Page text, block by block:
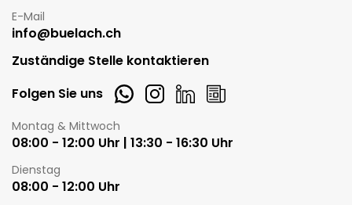
E-Mail
info@buelach.ch
Zuständige Stelle kontaktieren
Folgen Sie uns
WhatsappInstagram
LinkedInNewsletter
Öffnungszeiten
Montag & Mittwoch
08:00 - 12:00 Uhr | 13:30 - 16:30 Uhr
Dienstag
08:00 - 12:00 Uhr